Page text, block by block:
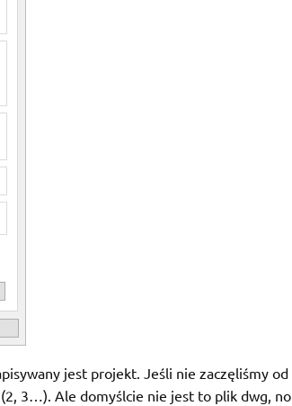
jest projekt. Jeśli nie zaczęliśmy od
3…). Ale domyślcie nie jest to plik dwg, no